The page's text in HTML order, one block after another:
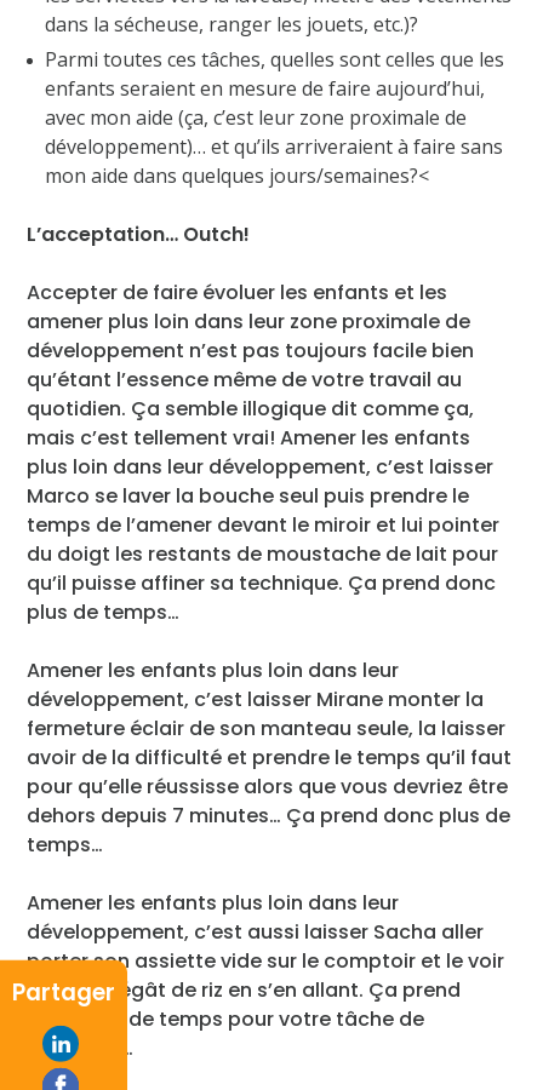
dans la sécheuse, ranger les jouets, etc.)?
Parmi toutes ces tâches, quelles sont celles que les
enfants seraient en mesure de faire aujourd’hui,
avec mon aide (ça, c’est leur zone proximale de
développement)… et qu’ils arriveraient à faire sans
mon aide dans quelques jours/semaines?<
L’acceptation… Outch!
Accepter de faire évoluer les enfants et les
amener plus loin dans leur zone proximale de
développement n’est pas toujours facile bien
qu’étant l’essence même de votre travail au
quotidien. Ça semble illogique dit comme ça,
mais c’est tellement vrai! Amener les enfants
plus loin dans leur développement, c’est laisser
Marco se laver la bouche seul puis prendre le
temps de l’amener devant le miroir et lui pointer
du doigt les restants de moustache de lait pour
qu’il puisse affiner sa technique. Ça prend donc
plus de temps…
Amener les enfants plus loin dans leur
développement, c’est laisser Mirane monter la
fermeture éclair de son manteau seule, la laisser
avoir de la difficulté et prendre le temps qu’il faut
pour qu’elle réussisse alors que vous devriez être
dehors depuis 7 minutes… Ça prend donc plus de
temps…
Amener les enfants plus loin dans leur
développement, c’est aussi laisser Sacha aller
porter son assiette vide sur le comptoir et le voir
faire un dégât de riz en s’en allant. Ça prend
donc plus de temps pour votre tâche de
balayage…
Partager